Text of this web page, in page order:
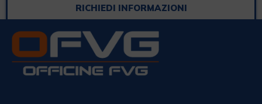
RICHIEDI INFORMAZIONI